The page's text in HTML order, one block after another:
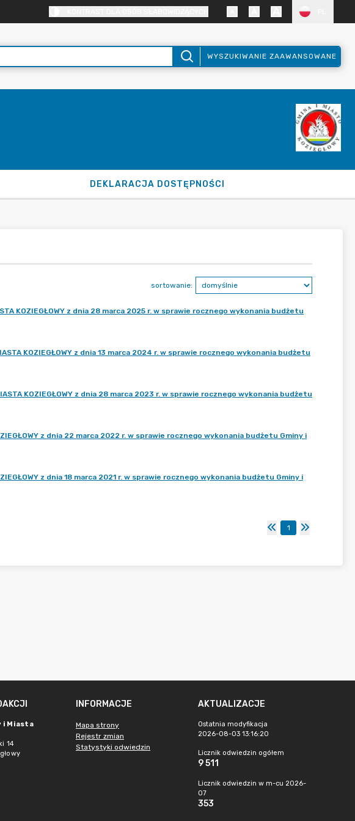
WYSZUKIWANIE ZAAWANSOWANE
DEKLARACJA DOSTĘPNOŚCI
sortowanie:
KOZIEGŁOWY z dnia 28 marca 2025 r. w sprawie rocznego wykonania budżetu
KOZIEGŁOWY z dnia 13 marca 2024 r. w sprawie rocznego wykonania budżetu
KOZIEGŁOWY z dnia 28 marca 2023 r. w sprawie rocznego wykonania budżetu
z dnia 22 marca 2022 r. w sprawie rocznego wykonania budżetu Gminy i
z dnia 18 marca 2021 r. w sprawie rocznego wykonania budżetu Gminy i
1
i Miasta
14
INFORMACJE
Mapa strony
Rejestr zmian
Statystyki odwiedzin
AKTUALIZACJE
Ostatnia modyfikacja
2026-08-03 13:16:20
Licznik odwiedzin ogółem
9 511
Licznik odwiedzin w m-cu 2026-
07
353